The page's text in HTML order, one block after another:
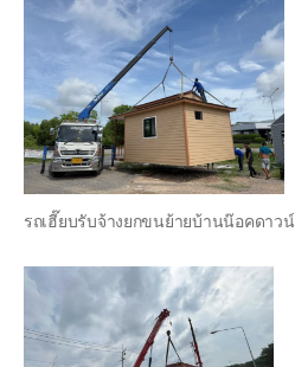
รถเฮี๊ยบรับจ้างยกขนย้ายบ้านน๊อคดาวน์